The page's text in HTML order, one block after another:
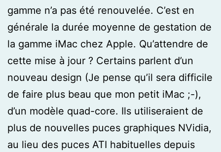
gamme n’a pas été renouvelée. C’est en
générale la durée moyenne de gestation de
la gamme iMac chez Apple. Qu’attendre de
cette mise à jour ? Certains parlent d’un
nouveau design (Je pense qu’il sera difficile
de faire plus beau que mon petit iMac ;-),
d’un modèle quad-core. Ils utiliseraient de
plus de nouvelles puces graphiques NVidia,
au lieu des puces ATI habituelles depuis